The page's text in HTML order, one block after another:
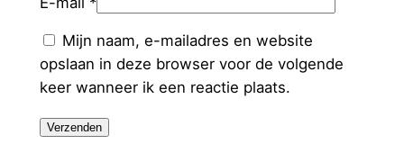
Mijn naam, e-mailadres en website
opslaan in deze browser voor de volgende
keer wanneer ik een reactie plaats.